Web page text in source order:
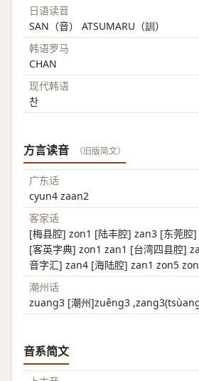
日语读音
SAN（音） ATSUMARU（訓）
韩语罗马
CHAN
现代韩语
찬
方言读音 （旧版简文）
广东话
cyun4 zaan2
客家话
[梅县腔] zon1 [陆丰腔] zan3 [东莞腔
[客英字典] zon1 zan1 [台湾四县腔]
音字汇] zan4 [海陆腔] zan1 zon5
潮州话
zuang3 [潮州]zuêng3
音系简文